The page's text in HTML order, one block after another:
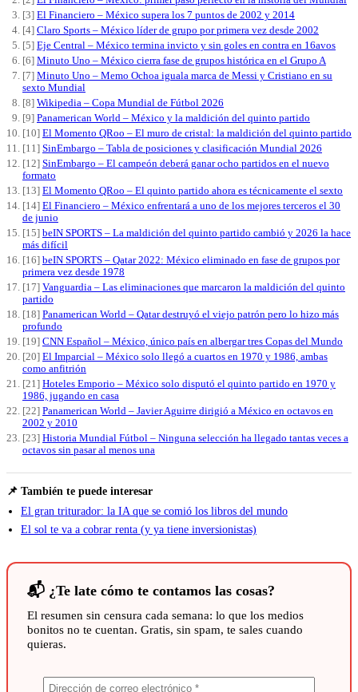
[3] El Financiero – México supera los 7 puntos de 2002 y 2014
[4] Claro Sports – México líder de grupo por primera vez desde 2002
[5] Eje Central – México termina invicto y sin goles en contra en 16avos
[6] Minuto Uno – México cierra fase de grupos histórica en el Grupo A
[7] Minuto Uno – Memo Ochoa iguala marca de Messi y Cristiano en su
sexto Mundial
[8] Wikipedia – Copa Mundial de Fútbol 2026
[9] Panamerican World – México y la maldición del quinto partido
[10] El Momento QRoo – El muro de cristal: la maldición del quinto partido
[11] SinEmbargo – Tabla de posiciones y clasificación Mundial 2026
[12] SinEmbargo – El campeón deberá ganar ocho partidos en el nuevo
formato
[13] El Momento QRoo – El quinto partido ahora es técnicamente el sexto
[14] El Financiero – México enfrentará a uno de los mejores terceros el 30
de junio
[15] beIN SPORTS – La maldición del quinto partido cambió y 2026 la hace
más difícil
[16] beIN SPORTS – Qatar 2022: México eliminado en fase de grupos por
primera vez desde 1978
[17] Vanguardia – Las eliminaciones que marcaron la maldición del quinto
partido
[18] Panamerican World – Qatar destruyó el viejo patrón pero lo hizo más
profundo
[19] CNN Español – México, único país en albergar tres Copas del Mundo
[20] El Imparcial – México solo llegó a cuartos en 1970 y 1986, ambas
como anfitrión
[21] Hoteles Emporio – México solo disputó el quinto partido en 1970 y
1986, jugando en casa
[22] Panamerican World – Javier Aguirre dirigió a México en octavos en
2002 y 2010
[23] Historia Mundial Fútbol – Ninguna selección ha llegado tantas veces a
octavos sin pasar al menos una
📌 También te puede interesar
El gran triturador: la IA que se comió los libros del mundo
El sol te va a cobrar renta (y ya tiene inversionistas)
📬 ¿Te late cómo te contamos las cosas?
El resumen sin censura cada semana: lo que los medios
bonitos no te cuentan. Gratis, sin spam, te sales cuando
quieras.